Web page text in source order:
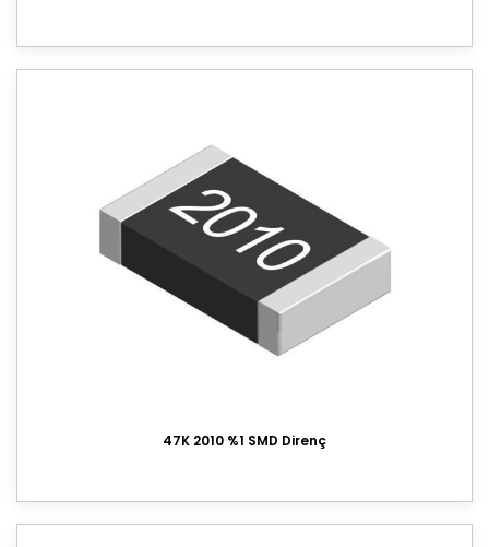
47K 2010 %1 SMD Direnç